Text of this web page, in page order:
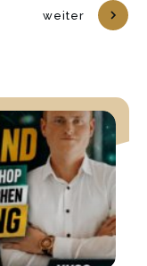
weiter